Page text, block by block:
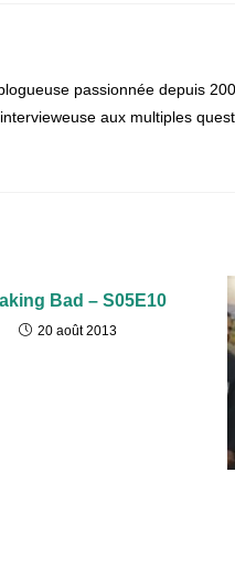
passionnée depuis
aux multiples
Bad – S05E10
20 août 2013